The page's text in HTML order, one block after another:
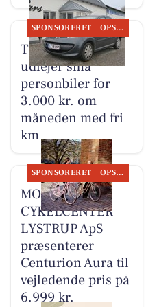
SPONSORERET OPSLAGSTAVLEN
TT CARS ApS
udlejer små
personbiler for
3.000 kr. om
måneden med fri
km
SPONSORERET OPSLAGSTAVLEN
MOSQUITO
CYKELCENTER
LYSTRUP ApS
præsenterer
Centurion Aura til
vejledende pris på
6.999 kr.